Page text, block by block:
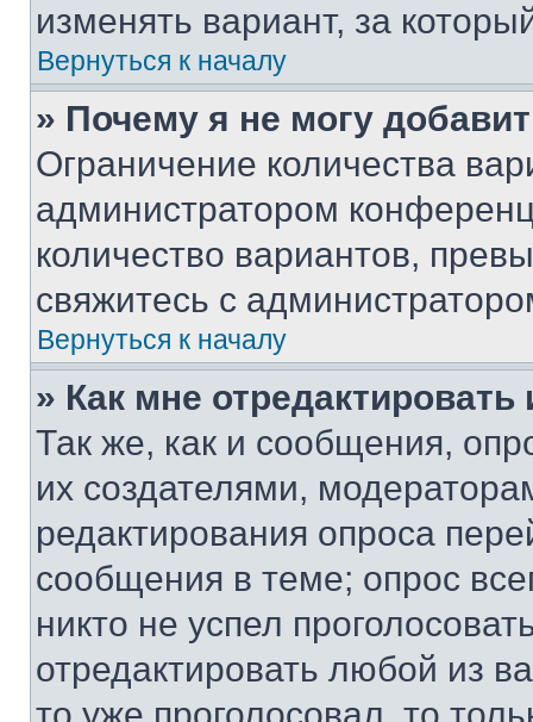
изменять вариант, за
Вернуться к началу
» Почему я не могу
Ограничение количества
администратором
количество вариантов,
свяжитесь с
Вернуться к началу
» Как мне
Так же, как и сообщения,
их создателями,
редактирования опроса
сообщения в теме; опрос
никто не успел
отредактировать любой из